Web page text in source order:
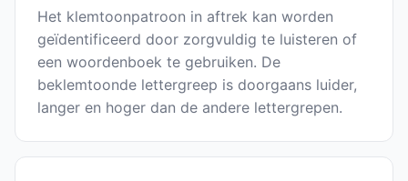
Het klemtoonpatroon in aftrek kan worden
geïdentificeerd door zorgvuldig te luisteren of
een woordenboek te gebruiken. De
beklemtoonde lettergreep is doorgaans luider,
langer en hoger dan de andere lettergrepen.